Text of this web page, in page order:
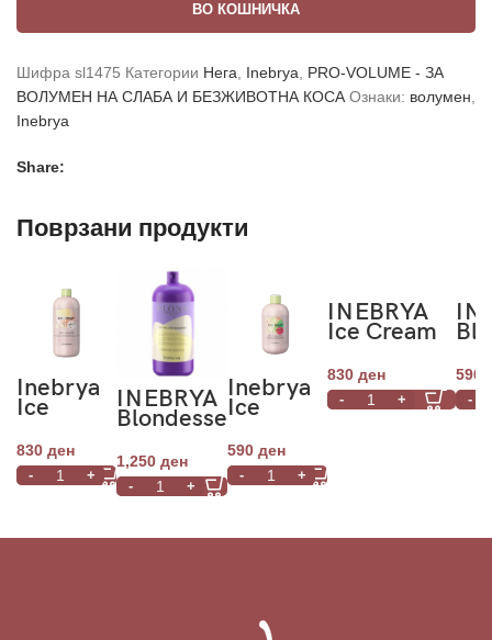
ВО КОШНИЧКА
Шифра sl1475 Категории Нега Inebrya
PRO-VOLUME - ЗА
ВОЛУМЕН НА СЛАБА И БЕЗЖИВОТНА КОСА Ознаки: волумен
Inebrya
Share:
Поврзани продукти
Inebrya
Ice
Frequent
Daily
Shampoo
830 ден
INEBRYA
Blondesse
Shampoo
1000ml
1,250 ден
Inebrya
Ice
Energy
Shampoo
300ml
590 ден
INEBRYA
Ice Cream
Conditioner
1000ml
830 ден 590